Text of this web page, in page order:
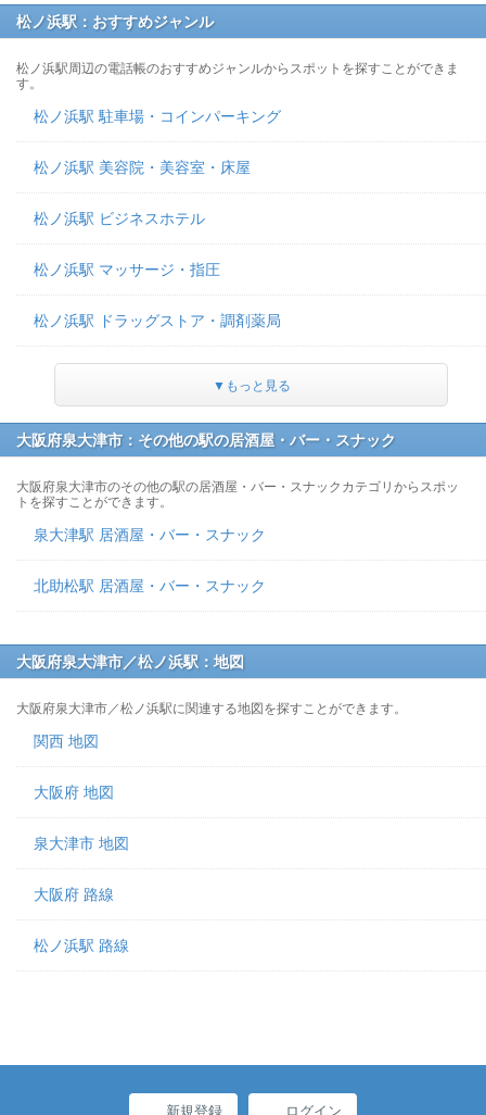
松ノ浜駅：おすすめジャンル
松ノ浜駅周辺の電話帳のおすすめジャンルからスポットを探すことができま
す。
松ノ浜駅 駐車場・コインパーキング
松ノ浜駅 美容院・美容室・床屋
松ノ浜駅 ビジネスホテル
松ノ浜駅 マッサージ・指圧
松ノ浜駅 ドラッグストア・調剤薬局
▼もっと見る
大阪府泉大津市：その他の駅の居酒屋・バー・スナック
大阪府泉大津市のその他の駅の居酒屋・バー・スナックカテゴリからスポッ
トを探すことができます。
泉大津駅 居酒屋・バー・スナック
北助松駅 居酒屋・バー・スナック
大阪府泉大津市／松ノ浜駅：地図
大阪府泉大津市／松ノ浜駅に関連する地図を探すことができます。
関西 地図
大阪府 地図
泉大津市 地図
大阪府 路線
松ノ浜駅 路線
新規登録 ログイン